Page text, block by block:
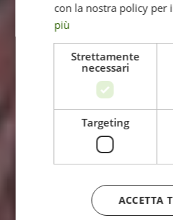
con la nostra policy per
più
Strettamente
necessari
Targeting
ACCETTA